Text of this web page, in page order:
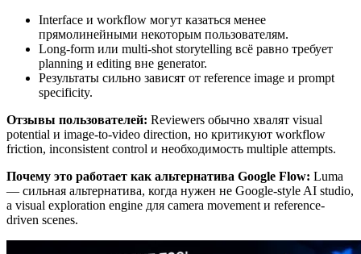
Interface и workflow могут казаться менее
прямолинейными некоторым пользователям.
Long-form или multi-shot storytelling всё равно требует
planning и editing вне generator.
Результаты сильно зависят от reference image и prompt
specificity.
Отзывы пользователей: Reviewers обычно хвалят visual
potential и image-to-video direction, но критикуют workflow
friction, inconsistent control и необходимость multiple attempts.
Почему это работает как альтернатива Google Flow: Luma
— сильная альтернатива, когда нужен не Google-style AI studio,
а visual exploration engine для camera movement и reference-
driven scenes.